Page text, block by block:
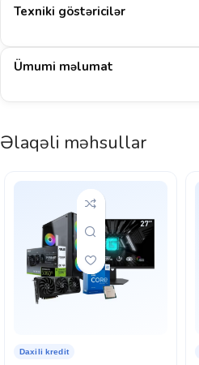
1080p-də AAA oyunlar yüksək
verir. CS2, Valorant kimi e-idman
Göstərilən dəyərlər müstəqil benchmark
aralıqlardır (yüksək ayarlar, DLSS/FSR
sürücü versiyası və oyunun özündən asılı
Texniki göstəricilər
Ümumi məlumat
Əlaqəli məhsullar
Daxili kredit